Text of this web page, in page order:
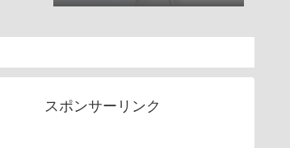
スポンサーリンク